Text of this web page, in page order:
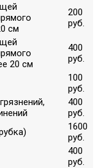
см
200
руб.
20 см
400
руб.
100
руб.
400
руб.
1600
руб.
400
руб.